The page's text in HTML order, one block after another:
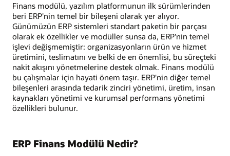
Finans modülü, yazılım platformunun ilk sürümlerinden
beri ERP'nin temel bir bileşeni olarak yer alıyor.
Günümüzün ERP sistemleri standart paketin bir parçası
olarak ek özellikler ve modüller sunsa da, ERP'nin temel
işlevi değişmemiştir: organizasyonların ürün ve hizmet
üretimini, teslimatını ve belki de en önemlisi, bu süreçteki
nakit akışını yönetmelerine destek olmak. Finans modülü
bu çalışmalar için hayati önem taşır. ERP'nin diğer temel
bileşenleri arasında tedarik zinciri yönetimi, üretim, insan
kaynakları yönetimi ve kurumsal performans yönetimi
özellikleri bulunur.
ERP Finans Modülü Nedir?